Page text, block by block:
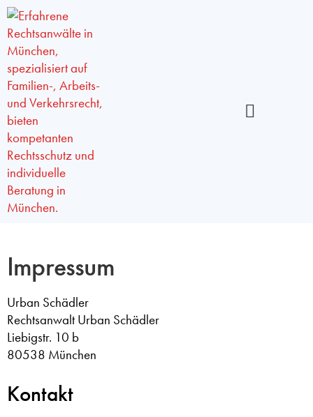
Impressum
Urban Schädler
Rechtsanwalt Urban Schädler
Liebigstr. 10 b
80538 München
Kontakt